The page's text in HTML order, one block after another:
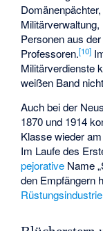
Personen aus
Professoren.[10]
Militärverdienste
weißen Band
Auch bei der
1870 und 1914
Klasse wieder
Im Laufe des
pejorative Name
den Empfängern
Rüstungsindustrie